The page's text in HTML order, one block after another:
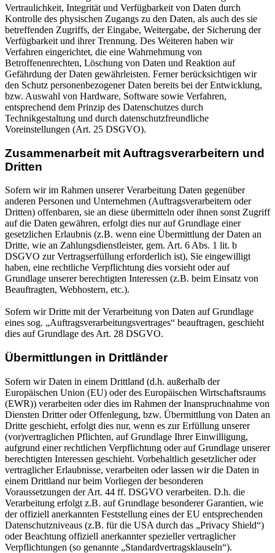
Vertraulichkeit, Integrität und Verfügbarkeit von Daten durch
Kontrolle des physischen Zugangs zu den Daten, als auch des sie
betreffenden Zugriffs, der Eingabe, Weitergabe, der Sicherung der
Verfügbarkeit und ihrer Trennung. Des Weiteren haben wir
Verfahren eingerichtet, die eine Wahrnehmung von
Betroffenenrechten, Löschung von Daten und Reaktion auf
Gefährdung der Daten gewährleisten. Ferner berücksichtigen wir
den Schutz personenbezogener Daten bereits bei der Entwicklung,
bzw. Auswahl von Hardware, Software sowie Verfahren,
entsprechend dem Prinzip des Datenschutzes durch
Technikgestaltung und durch datenschutzfreundliche
Voreinstellungen (Art. 25 DSGVO).
Zusammenarbeit mit Auftragsverarbeitern und
Dritten
Sofern wir im Rahmen unserer Verarbeitung Daten gegenüber
anderen Personen und Unternehmen (Auftragsverarbeitern oder
Dritten) offenbaren, sie an diese übermitteln oder ihnen sonst Zugriff
auf die Daten gewähren, erfolgt dies nur auf Grundlage einer
gesetzlichen Erlaubnis (z.B. wenn eine Übermittlung der Daten an
Dritte, wie an Zahlungsdienstleister, gem. Art. 6 Abs. 1 lit. b
DSGVO zur Vertragserfüllung erforderlich ist), Sie eingewilligt
haben, eine rechtliche Verpflichtung dies vorsieht oder auf
Grundlage unserer berechtigten Interessen (z.B. beim Einsatz von
Beauftragten, Webhostern, etc.).
Sofern wir Dritte mit der Verarbeitung von Daten auf Grundlage
eines sog. „Auftragsverarbeitungsvertrages“ beauftragen, geschieht
dies auf Grundlage des Art. 28 DSGVO.
Übermittlungen in Drittländer
Sofern wir Daten in einem Drittland (d.h. außerhalb der
Europäischen Union (EU) oder des Europäischen Wirtschaftsraums
(EWR)) verarbeiten oder dies im Rahmen der Inanspruchnahme von
Diensten Dritter oder Offenlegung, bzw. Übermittlung von Daten an
Dritte geschieht, erfolgt dies nur, wenn es zur Erfüllung unserer
(vor)vertraglichen Pflichten, auf Grundlage Ihrer Einwilligung,
aufgrund einer rechtlichen Verpflichtung oder auf Grundlage unserer
berechtigten Interessen geschieht. Vorbehaltlich gesetzlicher oder
vertraglicher Erlaubnisse, verarbeiten oder lassen wir die Daten in
einem Drittland nur beim Vorliegen der besonderen
Voraussetzungen der Art. 44 ff. DSGVO verarbeiten. D.h. die
Verarbeitung erfolgt z.B. auf Grundlage besonderer Garantien, wie
der offiziell anerkannten Feststellung eines der EU entsprechenden
Datenschutzniveaus (z.B. für die USA durch das „Privacy Shield“)
oder Beachtung offiziell anerkannter spezieller vertraglicher
Verpflichtungen (so genannte „Standardvertragsklauseln“).